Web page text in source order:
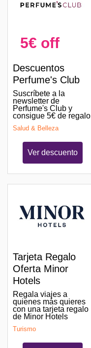
5€ off
Descuentos
Perfume's Club
Suscríbete a la
newsletter de
Perfume's Club y
consigue 5€ de regalo
Salud & Belleza
Ver descuento
Tarjeta Regalo
Oferta Minor
Hotels
Regala viajes a
quienes más quieres
con una tarjeta regalo
de Minor Hotels
Turismo